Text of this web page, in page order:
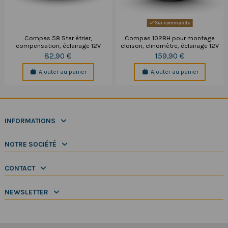
Compas 58 Star étrier,
compensation, éclairage 12V
82,90 €
Ajouter au panier
Sur commande
Compas 102BH pour montage
cloison, clinomètre, éclairage 12V
159,90 €
Ajouter au panier
INFORMATIONS
NOTRE SOCIÉTÉ
CONTACT
NEWSLETTER